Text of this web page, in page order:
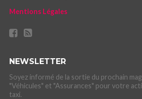
Mentions Légales
NEWSLETTER
Soyez informé de la sortie du prochain
"Véhicules" et "Assurances" pour votre
taxi.